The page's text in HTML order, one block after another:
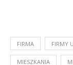
FIRMA FIRMY
MIESZKANIA